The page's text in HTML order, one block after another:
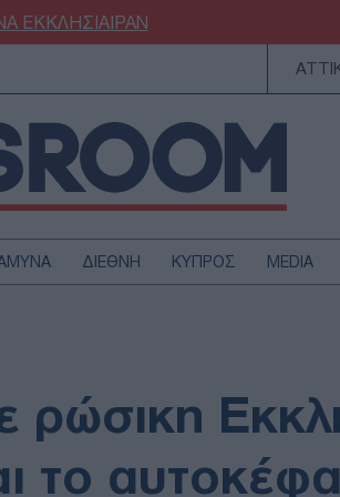
ΕΚΚΛΗΣΙΑΙΡΑΝ
ΔΙΕΘΝΗ ΚΥΠΡΟΣ MEDIA
ρώσικη
το